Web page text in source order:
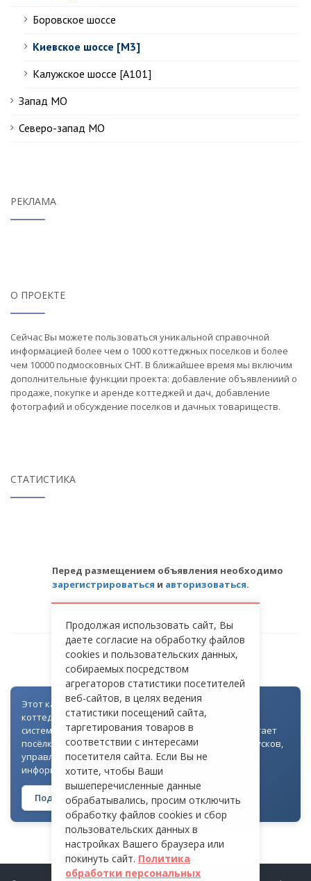
Боровское шоссе
Киевское шоссе [М3]
Калужское шоссе [А101]
Запад МО
Северо-запад МО
РЕКЛАМА
О ПРОЕКТЕ
Сейчас Вы можете пользоваться уникальной справочной
информацией более чем о 1000 коттеджных поселков и более
чем 10000 подмосковных СНТ. В ближайшее время мы включим
дополнительные функции проекта: добавление объявлениий о
продаже, покупке и аренде коттеджей и дач, добавление
фотографий и обсуждение поселков и дачных товариществ.
СТАТИСТИКА
Перед размещением объявления необходимо
зарегистрироваться и авторизоваться.
ОШИБКА
Этот каталог создан как часть цифровой экосистемы
коттеджных посёлков: для всех объектов доступна
система контроля доступа через Telegram. Она помогает
посёлкам автоматизировать выдачу гостевых пропусков,
управлять доступом на территорию и оперативно
информировать жителей
Подробнее о технологии →
Продолжая использовать сайт, Вы
даете согласие на обработку файлов
cookies и пользовательских данных,
собираемых посредством
агрегаторов статистики посетителей
веб-сайтов, в целях ведения
статистики посещений сайта,
таргетирования товаров в
соответствии с интересами
посетителя сайта. Если Вы не
хотите, чтобы Ваши
вышеперечисленные данные
обрабатывались, просим отключить
обработку файлов cookies и сбор
пользовательских данных в
настройках Вашего браузера или
покинуть сайт. Политика
обработки персональных